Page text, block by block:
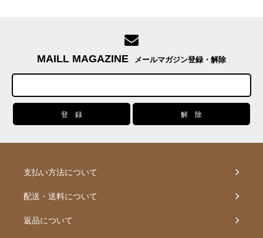
MAILL MAGAZINE メールマガジン登録・解除
支払い方法について
配送・送料について
返品について